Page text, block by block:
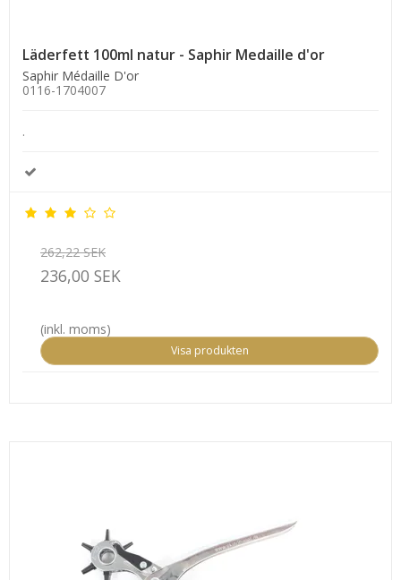
Läderfett 100ml natur - Saphir Medaille d'or
Saphir Médaille D'or
0116-1704007
.
262,22 SEK
236,00 SEK
(inkl. moms)
Visa produkten